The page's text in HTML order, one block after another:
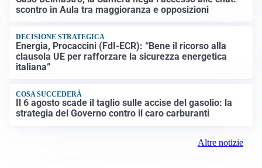
scontro in Aula tra maggioranza e opposizioni
DECISIONE STRATEGICA
Energia, Procaccini (FdI-ECR): “Bene il ricorso alla
clausola UE per rafforzare la sicurezza energetica
italiana”
COSA SUCCEDERÀ
Il 6 agosto scade il taglio sulle accise del gasolio: la
strategia del Governo contro il caro carburanti
Altre notizie